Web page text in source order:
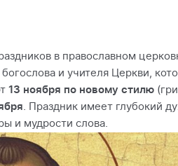
в православном
и учителя Церкви,
13 ноября по новому стилю
. Праздник имеет глубокий
и мудрости слова.